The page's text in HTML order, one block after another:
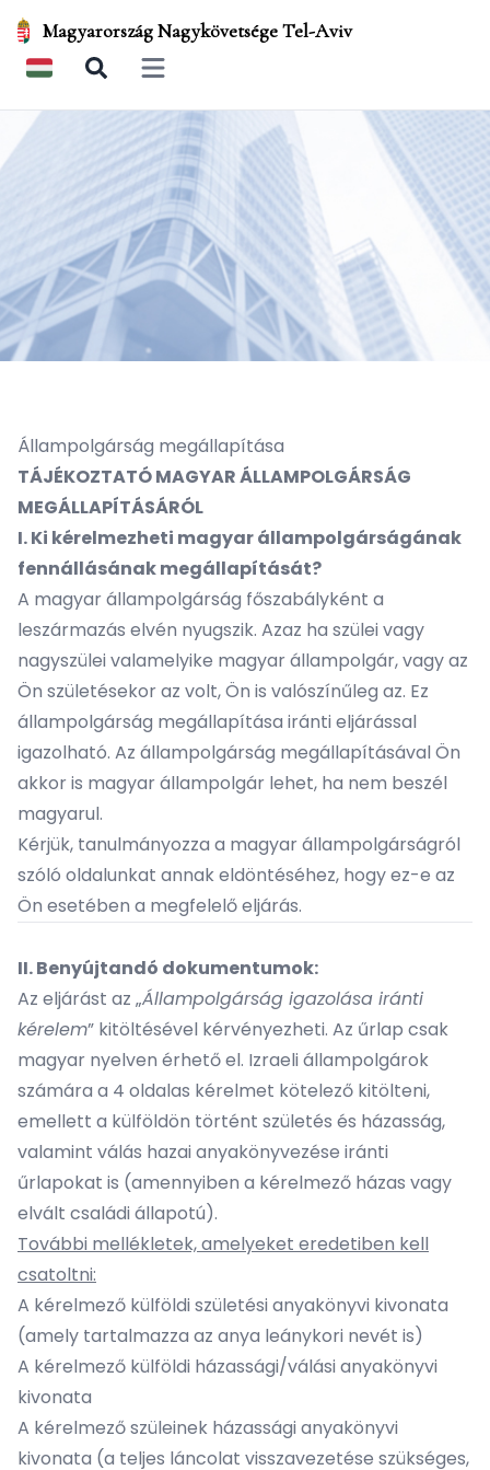
Magyarország Nagykövetsége Tel-Aviv
Open main menu
Állampolgárság megállapítása
TÁJÉKOZTATÓ MAGYAR ÁLLAMPOLGÁRSÁG
MEGÁLLAPÍTÁSÁRÓL
I. Ki kérelmezheti magyar állampolgárságának
fennállásának megállapítását?
A magyar állampolgárság főszabályként a
leszármazás elvén nyugszik. Azaz ha szülei vagy
nagyszülei valamelyike magyar állampolgár, vagy az
Ön születésekor az volt, Ön is valószínűleg az. Ez
állampolgárság megállapítása iránti eljárással
igazolható. Az állampolgárság megállapításával Ön
akkor is magyar állampolgár lehet, ha nem beszél
magyarul.
Kérjük, tanulmányozza a magyar állampolgárságról
szóló oldalunkat annak eldöntéséhez, hogy ez-e az
Ön esetében a megfelelő eljárás.
II. Benyújtandó dokumentumok:
Az eljárást az „Állampolgárság igazolása iránti
kérelem” kitöltésével kérvényezheti. Az űrlap csak
magyar nyelven érhető el. Izraeli állampolgárok
számára a 4 oldalas kérelmet kötelező kitölteni,
emellett a külföldön történt születés és házasság,
valamint válás hazai anyakönyvezése iránti
űrlapokat is (amennyiben a kérelmező házas vagy
elvált családi állapotú).
További mellékletek, amelyeket eredetiben kell
csatoltni:
A kérelmező külföldi születési anyakönyvi kivonata
(amely tartalmazza az anya leánykori nevét is)
A kérelmező külföldi házassági/válási anyakönyvi
kivonata
A kérelmező szüleinek házassági anyakönyvi
kivonata (a teljes láncolat visszavezetése szükséges,